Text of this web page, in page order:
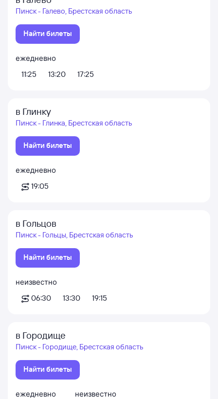
Пинск - Галево, Брестская область
Найти билеты
ежедневно
11:25
13:20 17:25
в Глинку
Пинск - Глинка, Брестская область
Найти билеты
ежедневно
19:05
в Гольцов
Пинск - Гольцы, Брестская область
Найти билеты
неизвестно
06:30
13:30 19:15
в Городище
Пинск - Городище, Брестская область
Найти билеты
ежедневно
неизвестно